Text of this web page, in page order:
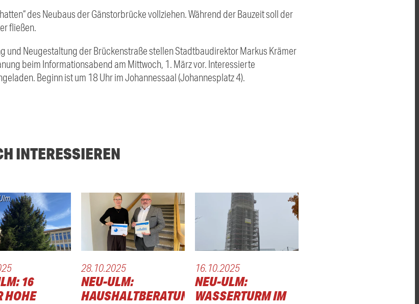
des Neubaus der Gänstorbrücke vollziehen. Während der Bauzeit soll der
fließen.
und Neugestaltung der Brückenstraße stellen Stadtbaudirektor Markus Krämer
beim Informationsabend am Mittwoch, 1. März vor. Interessierte
Beginn ist um 18 Uhr im Johannessaal (Johannesplatz 4).
INTERESSIEREN
16
HOHE
28.10.2025
NEU-ULM:
HAUSHALTBERATUNGEN
16.10.2025
NEU-ULM:
WASSERTURM IM